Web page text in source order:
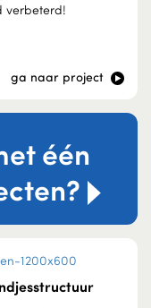
verbeterd!
ga naar project
één